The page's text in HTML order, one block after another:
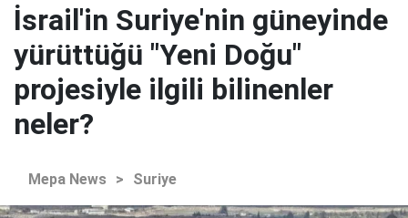
İsrail'in Suriye'nin güneyinde
yürüttüğü "Yeni Doğu"
projesiyle ilgili bilinenler
neler?
Mepa News > Suriye